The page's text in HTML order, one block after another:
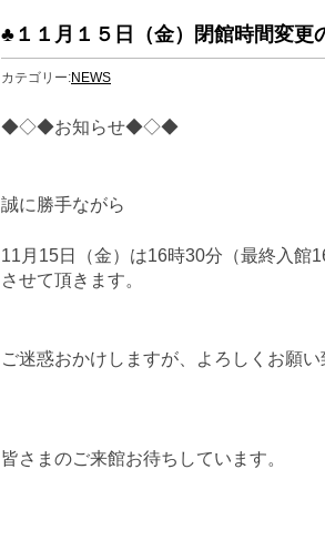
♣１１月１５日（金）閉館時間変更
カテゴリー:NEWS
◆◇◆お知らせ◆◇◆
誠に勝手ながら
11月15日（金）は16時30分（最終入館
させて頂きます。
ご迷惑おかけしますが、よろしくお願い
皆さまのご来館お待ちしています。